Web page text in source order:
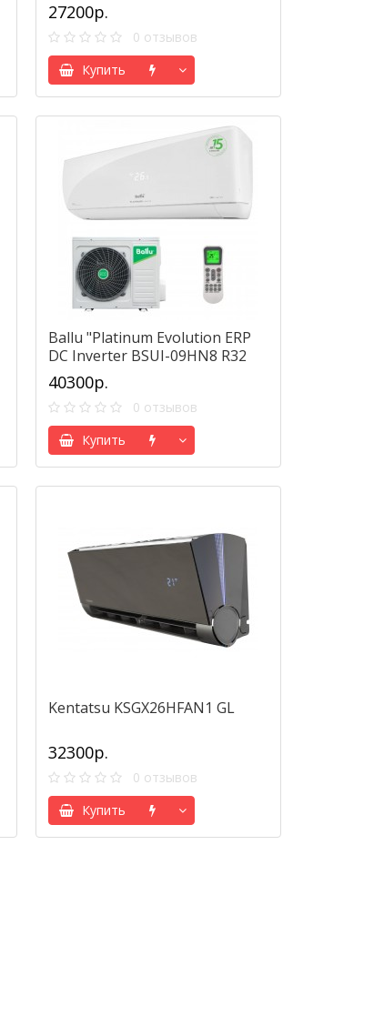
27200р.
0 отзывов
Купить
Ballu "Platinum Evolution ERP
DC Inverter BSUI-09HN8 R32
40300р.
0 отзывов
Купить
Kentatsu KSGX26HFAN1 GL
32300р.
0 отзывов
Купить